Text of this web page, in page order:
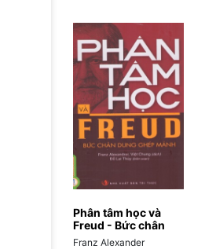
Phân tâm học và
Freud - Bức chân
dung ghép mảnh
Franz Alexander